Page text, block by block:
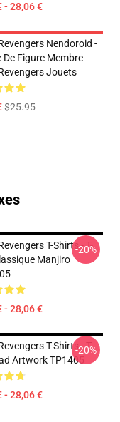
- 28,06 €
Nendoroid -
De Figure Membre
Jouets
$25.95
T-Shirts - T-
Manjiro
- 28,06 €
-20%
T-Shirts - T-
Artwork TP1405
- 28,06 €
-20%